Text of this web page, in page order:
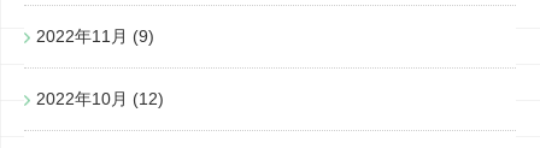
2022年11月 (9)
2022年10月 (12)